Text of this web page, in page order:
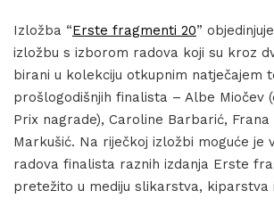
Izložba “Erste fragmenti 20”
izložbu s izborom radova koji su kroz
birani u kolekciju otkupnim natječajem
prošlogodišnjih finalista – Albe Miočev
Prix nagrade), Caroline Barbarić, Frana
Markušić. Na riječkoj izložbi moguće je
radova finalista raznih izdanja Erste
pretežito u mediju slikarstva, kiparstva